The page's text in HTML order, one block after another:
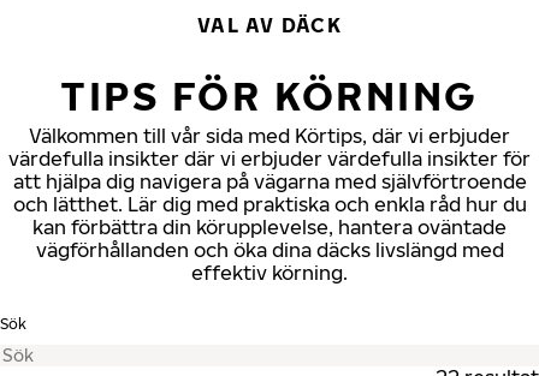
VAL AV DÄCK
TIPS FÖR KÖRNING
Välkommen till vår sida med Körtips, där vi erbjuder
värdefulla insikter där vi erbjuder värdefulla insikter för
att hjälpa dig navigera på vägarna med självförtroende
och lätthet. Lär dig med praktiska och enkla råd hur du
kan förbättra din körupplevelse, hantera oväntade
vägförhållanden och öka dina däcks livslängd med
effektiv körning.
Sök